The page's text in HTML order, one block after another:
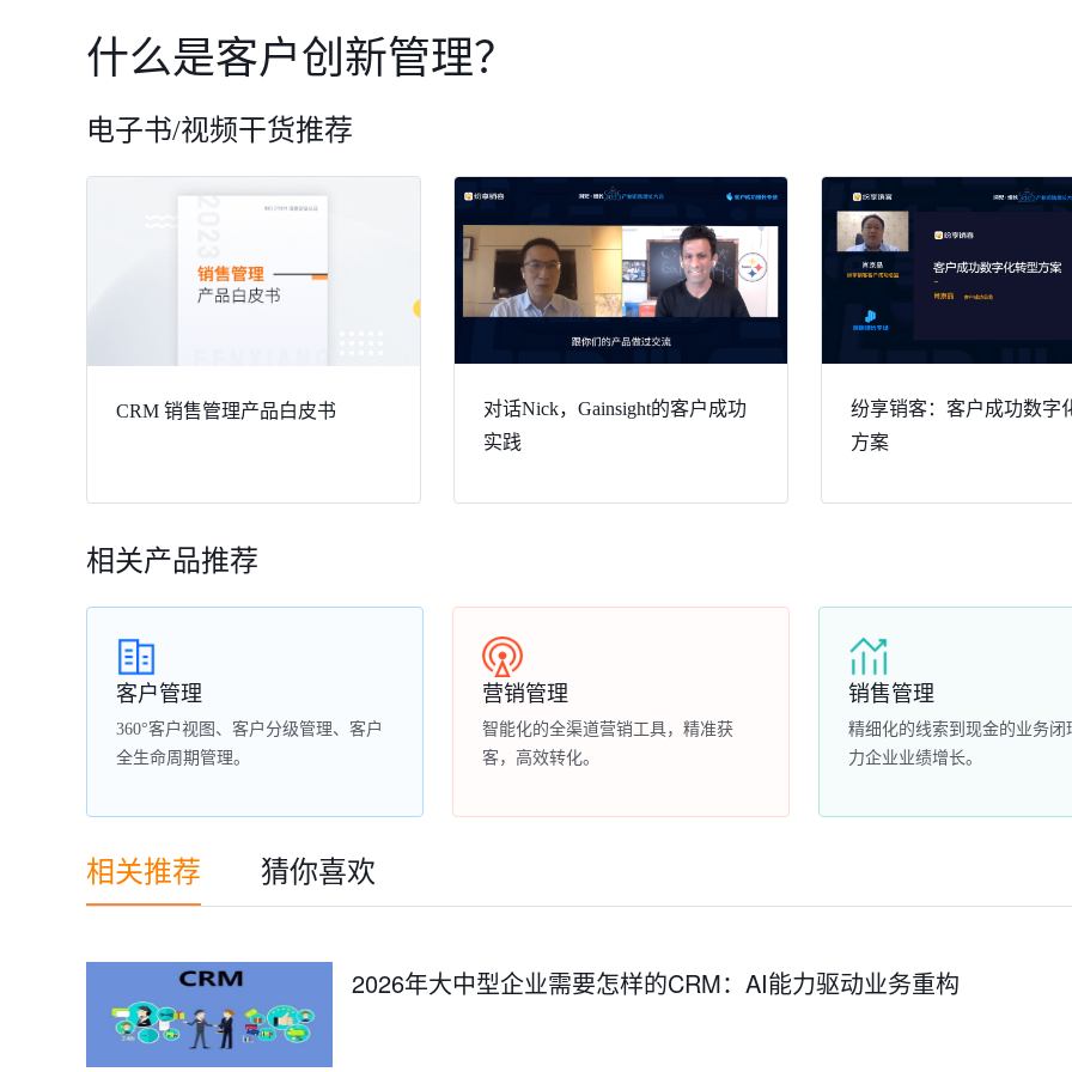
什么是客户创新管理？
电子书/视频干货推荐
CRM 销售管理产品白皮书
对话Nick，Gainsight的客户成功
实践
纷享销客：客户成功数字
方案
相关产品推荐
客户管理
360°客户视图、客户分级管理、客户
全生命周期管理。
营销管理
智能化的全渠道营销工具，精准获
客，高效转化。
销售管理
精细化的线索到现金的业务闭
力企业业绩增长。
相关推荐 猜你喜欢
2026年大中型企业需要怎样的CRM：AI能力驱动业务重构